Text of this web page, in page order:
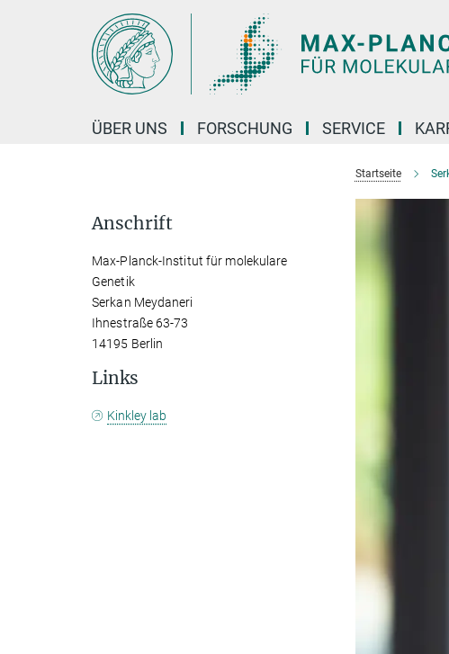
ÜBER UNS FORSCHUNG SERVICE
Startseite
Anschrift
Max-Planck-Institut für molekulare
Genetik
Serkan Meydaneri
Ihnestraße 63-73
14195 Berlin
Links
Kinkley lab